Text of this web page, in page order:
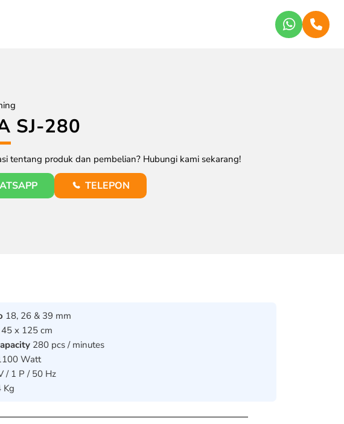
SJ-280
tentang produk dan pembelian? Hubungi kami sekarang!
TELEPON
18, 26 & 39 mm
x 125 cm
280 pcs / minutes
Watt
/ 1 P / 50 Hz
Kg